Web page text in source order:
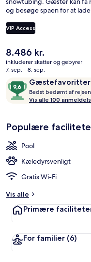
og besøge spaen for at
med luksusfaciliteter
og en udendørs pool. Der
hjælpsomme personale.
VIP Access
Den
nuværende
pris
8.486 kr.
8.486 kr.
inkluderer skatter og gebyrer
7. sep. - 8. sep.
AnmeldelserGæstefavoritter
9,6
ud
af
Gæstefavoritter
Bedst bedømt af
Vis alle 100
Populære
Pool
Kæledyrsvenligt
Gratis Wi-Fi
Vis alle
Primære
For familier (6)